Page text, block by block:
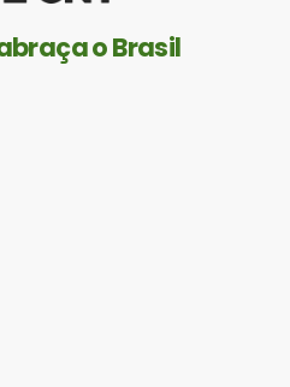
o Brasil